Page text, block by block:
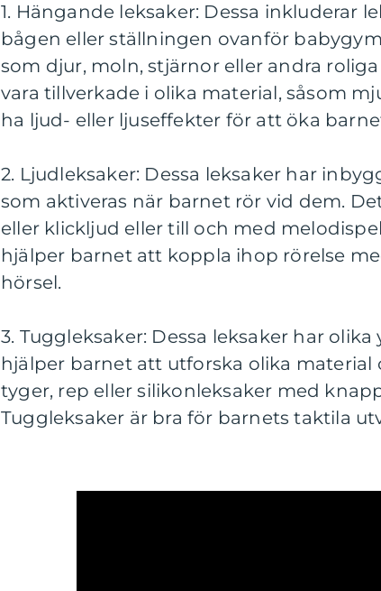
1. Hängande leksaker: Dessa inkluderar
bågen eller ställningen ovanför
som djur, moln, stjärnor eller andra
vara tillverkade i olika material, såsom
ha ljud- eller ljuseffekter för att öka
2. Ljudleksaker: Dessa leksaker har
som aktiveras när barnet rör vid dem.
eller klickljud eller till och med
hjälper barnet att koppla ihop rörelse
hörsel.
3. Tuggleksaker: Dessa leksaker har
hjälper barnet att utforska olika material
tyger, rep eller silikonleksaker med
Tuggleksaker är bra för barnets taktila